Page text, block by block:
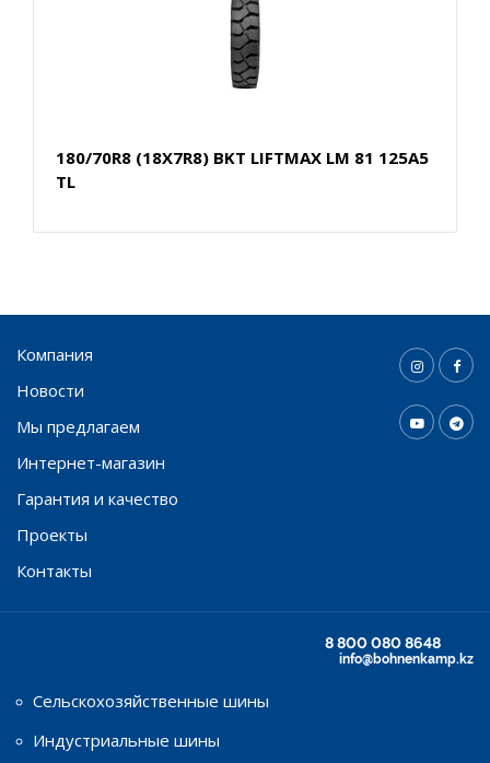
180/70R8 (18X7R8) BKT LIFTMAX LM 81 125A5
TL
Компания
Новости
Мы предлагаем
Интернет-магазин
Гарантия и качество
Проекты
Контакты
8 800 080 8648
info@bohnenkamp.kz
Сельскохозяйственные шины
Индустриальные шины